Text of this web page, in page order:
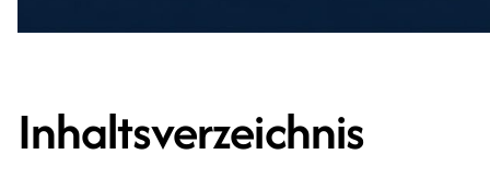
Inhaltsverzeichnis